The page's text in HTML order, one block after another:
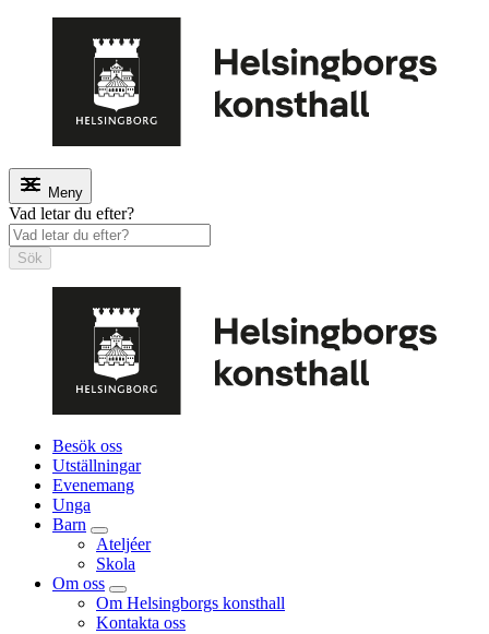
Meny
Vad letar du efter?
Sök
Besök oss
Utställningar
Evenemang
Unga
Barn
Ateljéer
Skola
Om oss
Om Helsingborgs konsthall
Kontakta oss